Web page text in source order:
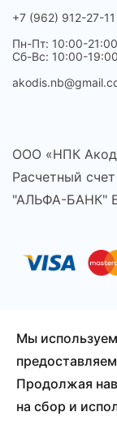
+7 (962) 912-27-11
Пн-Пт: 10:00-
Сб-Вс: 10:00-
ООО «НПК
Расчетный
"АЛЬФА-БАНК"
© 2026 Акодис -
ноутбуков,
Мы
Продолжая
на сбор и